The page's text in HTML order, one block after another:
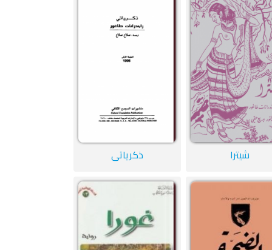
شيترا ذكرياتي